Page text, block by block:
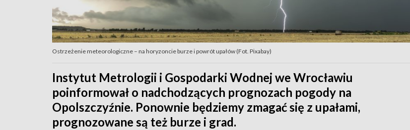
Ostrzeżenie meteorologiczne – na horyzoncie burze i powrót upałów (Fot. Pixabay)
Instytut Metrologii i Gospodarki Wodnej we Wrocławiu
poinformował o nadchodzących prognozach pogody na
Opolszczyźnie. Ponownie będziemy zmagać się z upałami,
prognozowane są też burze i grad.